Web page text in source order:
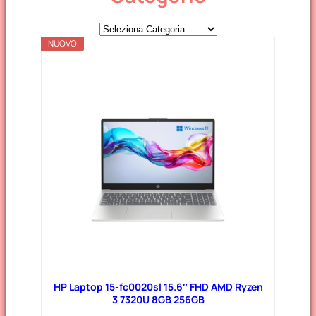
C
e
NUOVO
HP Laptop 15-fc0020sl 15.6″ FHD AMD Ryzen
3 7320U 8GB 256GB